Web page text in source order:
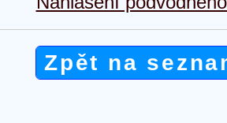
Zpět na